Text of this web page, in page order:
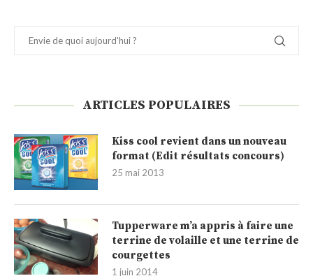
ARTICLES POPULAIRES
Kiss cool revient dans un nouveau
format (Edit résultats concours)
25 mai 2013
Tupperware m’a appris à faire une
terrine de volaille et une terrine de
courgettes
1 juin 2014